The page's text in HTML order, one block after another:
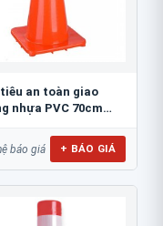
an toàn giao
nhựa PVC 70cm
báo giá + BÁO GIÁ